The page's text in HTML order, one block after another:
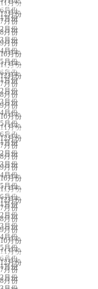
11月份
12月份
6月份
7月份
8月份
9月份
10月份
11月份
12月份
杭州展会排期
1月份
2月份
3月份
4月份
5月份
6月份
7月份
8月份
9月份
10月份
11月份
12月份
成都展会排期
1月份
2月份
3月份
4月份
5月份
6月份
7月份
8月份
9月份
10月份
11月份
12月份
长沙展会排期
1月份
2月份
3月份
4月份
5月份
6月份
7月份
8月份
9月份
10月份
11月份
12月份
义乌展会排期
1月份
2月份
3月份
4月份
5月份
6月份
7月份
8月份
苏州展会排期
1月份
2月份